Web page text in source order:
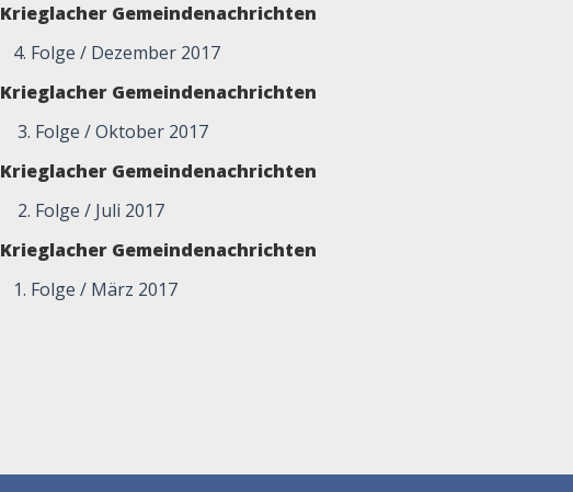
Krieglacher Gemeindenachrichten
4. Folge / Dezember 2017
Krieglacher Gemeindenachrichten
3. Folge / Oktober 2017
Krieglacher Gemeindenachrichten
2. Folge / Juli 2017
Krieglacher Gemeindenachrichten
1. Folge / März 2017